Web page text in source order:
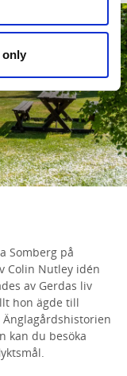
only
Somberg på
Colin Nutley idén
av Gerdas liv
hon ägde till
kan du besöka